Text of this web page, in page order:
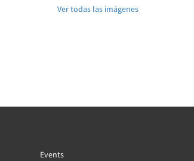
Ver todas las imágenes
Events